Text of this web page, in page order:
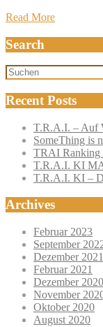
Read More
Search
Recent Posts
T.R.A.I. – Auf
SomeThing is
TRAI Ranking
T.R.A.I. KI
T.R.A.I. KI –
Archives
Februar 2023
September
Dezember 2021
Februar 2021
Dezember 2020
November
Oktober 2020
August 2020